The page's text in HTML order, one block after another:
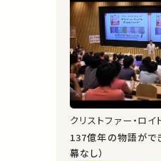
クリストファー・ロ
137億年の物語がで
幕なし）